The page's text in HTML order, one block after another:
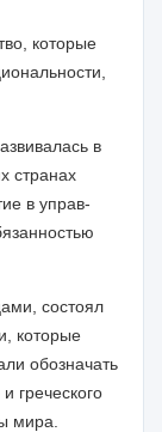
которые
в
странах
в управ­
состоял
которые
обо­значать
греческого
мира.